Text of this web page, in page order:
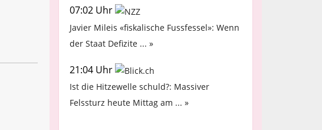
07:02 Uhr
Javier Mileis «fiskalische Fussfessel»: Wenn
der Staat Defizite ... »
21:04 Uhr
Ist die Hitzewelle schuld?: Massiver
Felssturz heute Mittag am ... »